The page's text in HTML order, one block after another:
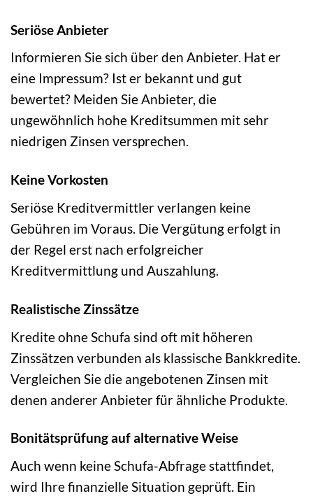
Seriöse Anbieter
Informieren Sie sich über den Anbieter. Hat er
eine Impressum? Ist er bekannt und gut
bewertet? Meiden Sie Anbieter, die
ungewöhnlich hohe Kreditsummen mit sehr
niedrigen Zinsen versprechen.
Keine Vorkosten
Seriöse Kreditvermittler verlangen keine
Gebühren im Voraus. Die Vergütung erfolgt in
der Regel erst nach erfolgreicher
Kreditvermittlung und Auszahlung.
Realistische Zinssätze
Kredite ohne Schufa sind oft mit höheren
Zinssätzen verbunden als klassische Bankkredite.
Vergleichen Sie die angebotenen Zinsen mit
denen anderer Anbieter für ähnliche Produkte.
Bonitätsprüfung auf alternative Weise
Auch wenn keine Schufa-Abfrage stattfindet,
wird Ihre finanzielle Situation geprüft. Ein